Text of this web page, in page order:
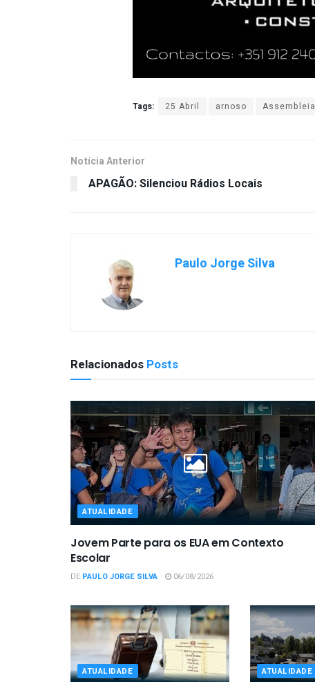
Tags: 25 Abril arnoso Assembleia
Notícia Anterior
APAGÃO: Silenciou Rádios Locais
Paulo Jorge Silva
Relacionados Posts
ATUALIDADE
Jovem Parte para os EUA em Contexto
Escolar
DE PAULO JORGE SILVA 06/08/2026
ATUALIDADE ATUALIDADE